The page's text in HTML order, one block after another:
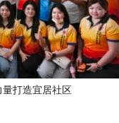
打造宜居社区